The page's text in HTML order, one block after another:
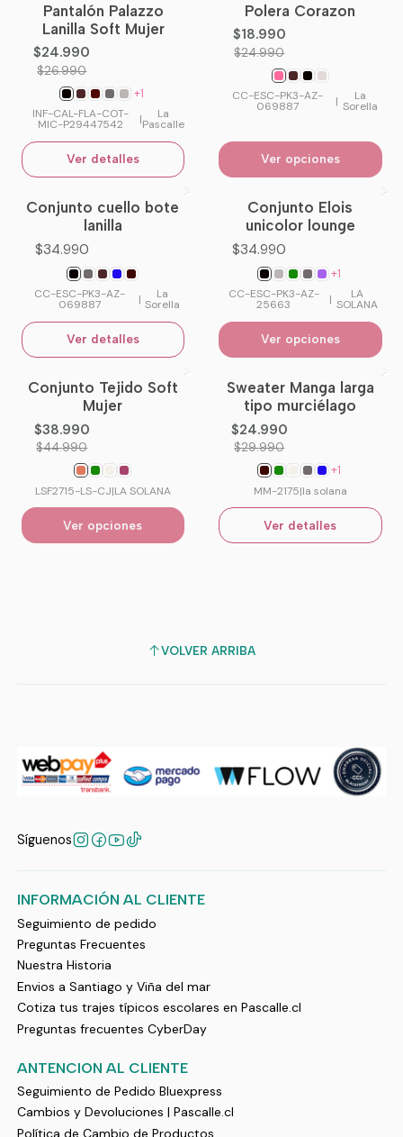
-7%OFF
No disponible
Pantalón Palazzo
Lanilla Soft Mujer
$24.990
$26.990
+1
INF-CAL-FLA-COT-
MIC-P29447542 | La
Pascalle
Ver detalles
-24%OFF
Polera Corazon
$18.990
$24.990
CC-ESC-PK3-AZ-
069887 | La
Sorella
Ver opciones
No disponible
Conjunto cuello bote
lanilla
$34.990
CC-ESC-PK3-AZ-
069887 | La
Sorella
Ver detalles
Conjunto Elois
unicolor lounge
$34.990
+1
CC-ESC-PK3-AZ-
25663 | LA
SOLANA
Ver opciones
-13%OFF
Conjunto Tejido Soft
Mujer
$38.990
$44.990
LSF2715-LS-CJ|LA SOLANA
Ver opciones
-17%OFF
No disponible
Sweater Manga larga
tipo murciélago
$24.990
$29.990
+1
MM-2175|la solana
Ver detalles
VOLVER ARRIBA
Síguenos
INFORMACIÓN AL CLIENTE
Seguimiento de pedido
Preguntas Frecuentes
Nuestra Historia
Envios a Santiago y Viña del mar
Cotiza tus trajes típicos escolares en Pascalle.cl
Preguntas frecuentes CyberDay
ANTENCION AL CLIENTE
Seguimiento de Pedido Bluexpress
Cambios y Devoluciones | Pascalle.cl
Política de Cambio de Productos